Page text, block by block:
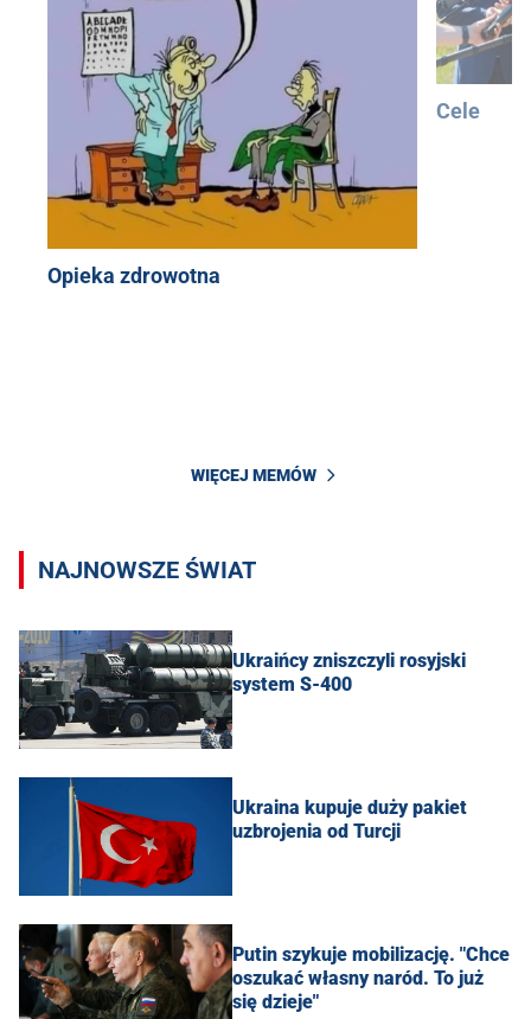
Opieka zdrowotna
Cele
WIĘCEJ MEMÓW
NAJNOWSZE ŚWIAT
Ukraińcy zniszczyli rosyjski
system S-400
Ukraina kupuje duży pakiet
uzbrojenia od Turcji
Putin szykuje mobilizację. "Chce
oszukać własny naród. To już
się dzieje"